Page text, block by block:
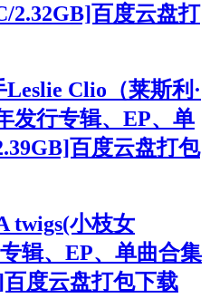
2.32GB]百度云盘打
Clio（莱斯利·
发行专辑、EP、单
百度云盘打包
twigs(小枝女
辑、EP、单曲合集
度云盘打包下载